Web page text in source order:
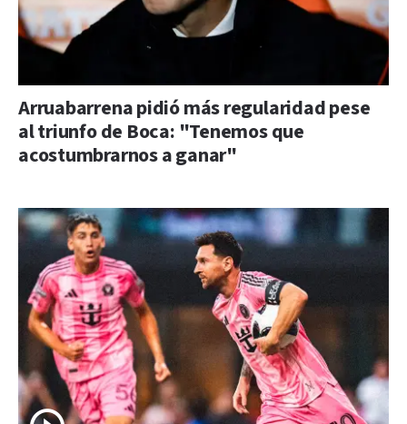
Arruabarrena pidió más regularidad pese
al triunfo de Boca: "Tenemos que
acostumbrarnos a ganar"